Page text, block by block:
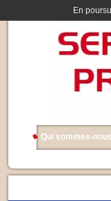
En
Qui sommes-